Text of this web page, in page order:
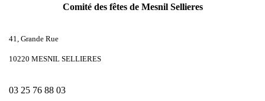
Comité des fêtes de Mesnil Sellieres
41, Grande Rue
10220 MESNIL SELLIERES
03 25 76 88 03